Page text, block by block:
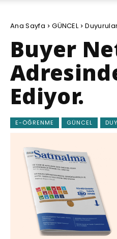
Ana Sayfa GÜNCEL
Buyer
Ediyor.
E-ÖĞRENME GÜNCEL